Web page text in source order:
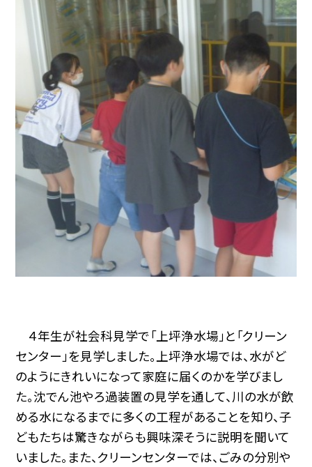
４年生が社会科見学で「上坪浄水場」と「クリーン
センター」を見学しました。上坪浄水場では、水がど
のようにきれいになって家庭に届くのかを学びまし
た。沈でん池やろ過装置の見学を通して、川の水が飲
める水になるまでに多くの工程があることを知り、子
どもたちは驚きながらも興味深そうに説明を聞いて
いました。また、クリーンセンターでは、ごみの分別や